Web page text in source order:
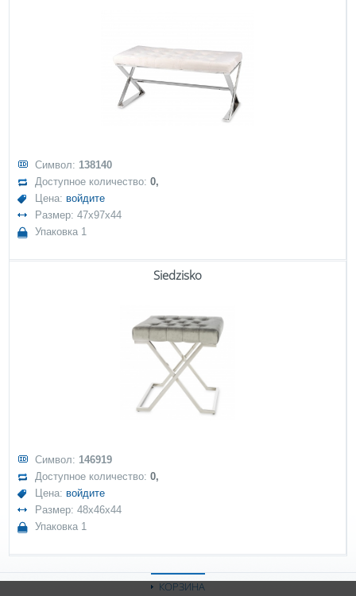
Символ: 138140
Доступное количество:0,
Цена: войдите
Размер: 47x97x44
Упаковка 1
Siedzisko
Символ: 146919
Доступное количество:0,
Цена: войдите
Размер: 48x46x44
Упаковка 1
КОРЗИНА